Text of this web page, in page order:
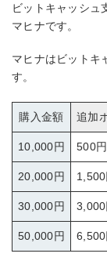
ビットキャッシュ
マヒナです。
マヒナはビットキ
す。
購入金額 追加
10,000円 500円
20,000円 1,500
30,000円 3,000
50,000円 6,500